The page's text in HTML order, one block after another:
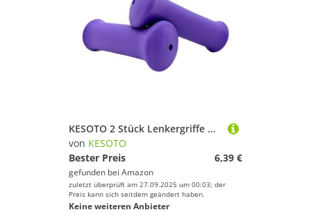
Wassersportausrüstung
Wintersportausrüstung
Geschlecht
Wintersportausrüstung von KESOTO
Schläger & Stöcke von KESOTO
Fahrräder & Zubehör von KESOTO
Trinkflaschen & Trinksysteme von KESOTO
Kletterausrüstung von KESOTO
Luftpumpen von KESOTO
KESOTO 2 Stück Lenkergriffe mit Rutschfester Oberfläche Sichere Kinderfahrradgriffe Und Handgriffe Weiche Lenkerbezüge für Angenehmes Fahren Aus PP Material, Lila
von KESOTO
Bester Preis
6,39 €
gefunden bei Amazon
zuletzt überprüft am 27.09.2025 um 00:03; der
Preis kann sich seitdem geändert haben.
Keine weiteren Anbieter